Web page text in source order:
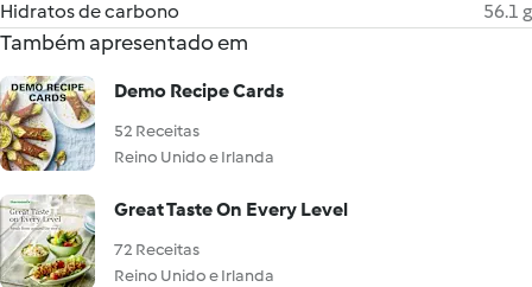
Hidratos de carbono
56.1 g
Também apresentado em
Demo Recipe Cards
52 Receitas
Reino Unido e Irlanda
Great Taste On Every Level
72 Receitas
Reino Unido e Irlanda